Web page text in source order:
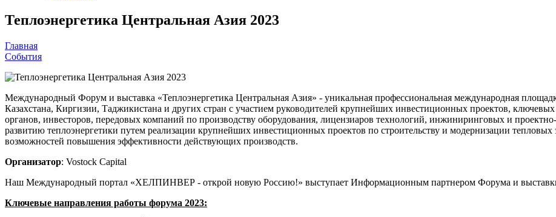
Теплоэнергетика Центральная Азия 2023
Главная
События
Международный Форум и выставка «Теплоэнергетика Центральная Азия» - уникальная профессиональная международная
Казахстана, Киргизии, Таджикистана и других стран с участием руководителей крупнейших инвестиционных проектов,
органов, инвесторов, передовых компаний по производству оборудования, лицензиаров технологий, инжиниринговых и
развитию теплоэнергетики путем реализации крупнейших инвестиционных проектов по строительству и модернизации
возможностей повышения эффективности действующих производств.
Организатор: Vostock Capital
Наш Международный портал «ХЕЛПИНВЕР - открой новую Россию!» выступает Информационным партнером Форума и
Ключевые направления работы форума 2023: